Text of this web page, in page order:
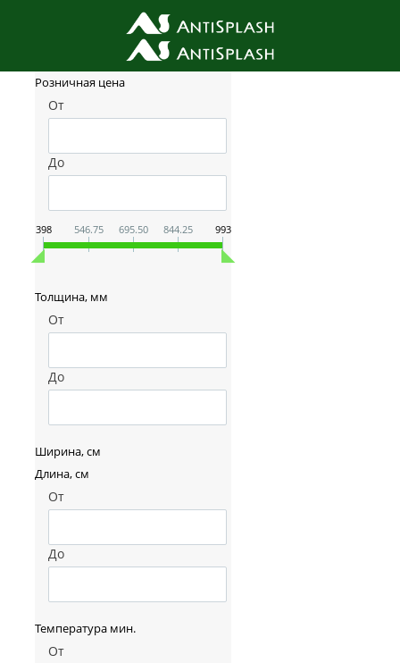
Фильтр товаров
Розничная цена
От
До
398 546.75 695.50 844.25 993
Толщина, мм
От
До
Ширина, см
Длина, см
От
До
Температура мин.
От